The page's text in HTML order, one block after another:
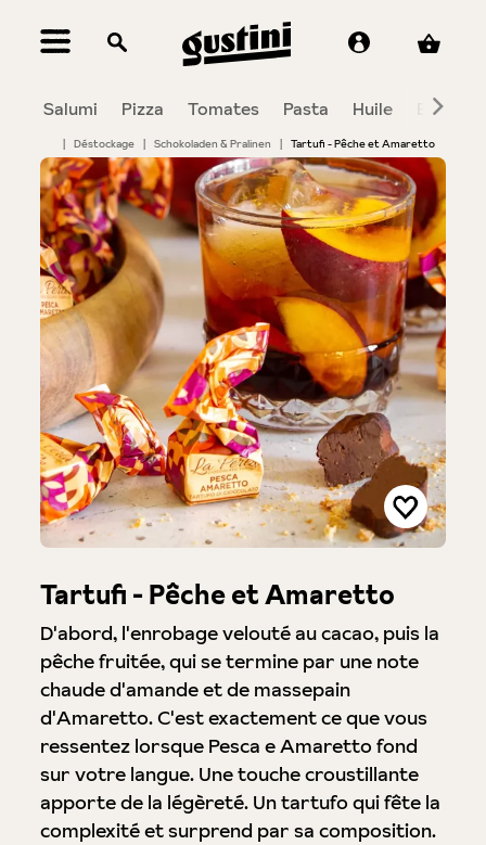
principal
Salumi Pizza Tomates Pasta Huile
| Déstockage | Schokoladen & Pralinen | Tartufi - Pêche et Amaretto
Bildergalerie überspringen
Tartufi - Pêche et Amaretto
D'abord, l'enrobage velouté au cacao, puis la
pêche fruitée, qui se termine par une note
chaude d'amande et de massepain
d'Amaretto. C'est exactement ce que vous
ressentez lorsque Pesca e Amaretto fond
sur votre langue. Une touche croustillante
apporte de la légèreté. Un tartufo qui fête la
complexité et surprend par sa composition.